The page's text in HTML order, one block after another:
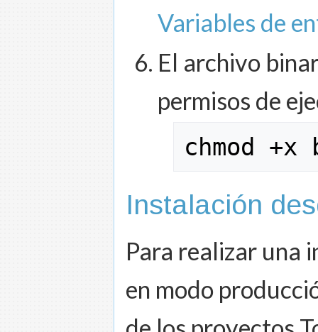
Variables de
El archivo
permisos de
chmod +x
Instalación
Para realizar una
en modo